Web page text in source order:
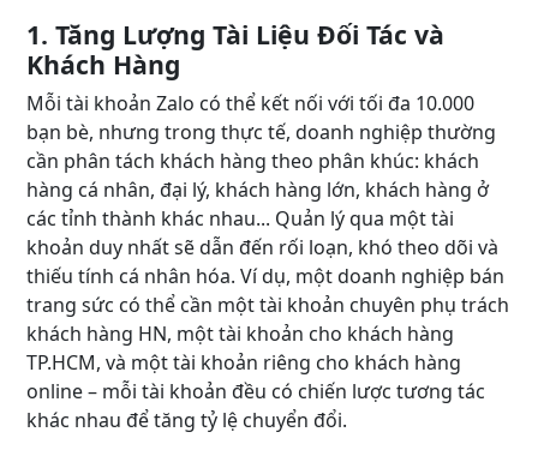
1. Tăng Lượng Tài Liệu Đối Tác và
Khách Hàng
Mỗi tài khoản Zalo có thể kết nối với tối đa 10.000
bạn bè, nhưng trong thực tế, doanh nghiệp thường
cần phân tách khách hàng theo phân khúc: khách
hàng cá nhân, đại lý, khách hàng lớn, khách hàng ở
các tỉnh thành khác nhau... Quản lý qua một tài
khoản duy nhất sẽ dẫn đến rối loạn, khó theo dõi và
thiếu tính cá nhân hóa. Ví dụ, một doanh nghiệp bán
trang sức có thể cần một tài khoản chuyên phụ trách
khách hàng HN, một tài khoản cho khách hàng
TP.HCM, và một tài khoản riêng cho khách hàng
online – mỗi tài khoản đều có chiến lược tương tác
khác nhau để tăng tỷ lệ chuyển đổi.